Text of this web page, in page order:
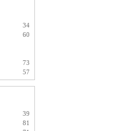
34
60
73
57
39
81